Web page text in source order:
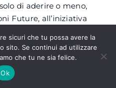
di aderire o meno,
Future, all’iniziativa
mi sembra che
debba aderire, sia
la raccolta di firme,
sicuri che tu possa avere la
sito. Se continui ad utilizzare
che tu ne sia felice.
Ok